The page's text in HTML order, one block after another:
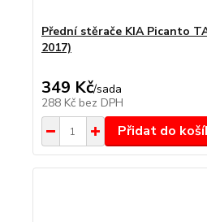
Přední stěrače KIA Picanto
2017)
349 Kč/sada
288 Kč bez DPH
Přidat do